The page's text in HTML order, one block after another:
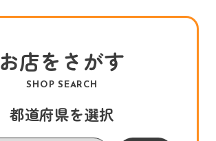
お店をさがす
SHOP SEARCH
都道府県を選択